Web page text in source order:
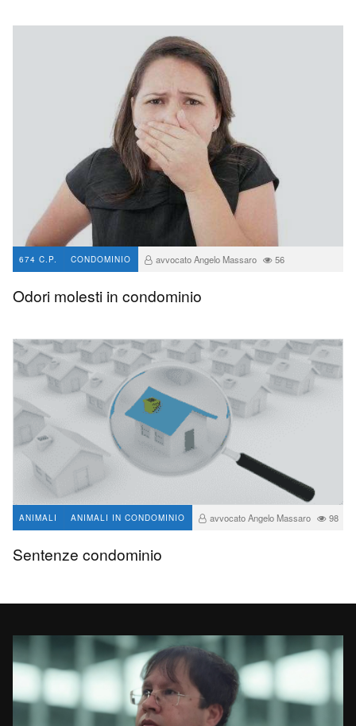
674 C.P. CONDOMINIO avvocato Angelo Massaro 56
Odori molesti in condominio
ANIMALI ANIMALI IN CONDOMINIO avvocato Angelo Massaro 98
Sentenze condominio